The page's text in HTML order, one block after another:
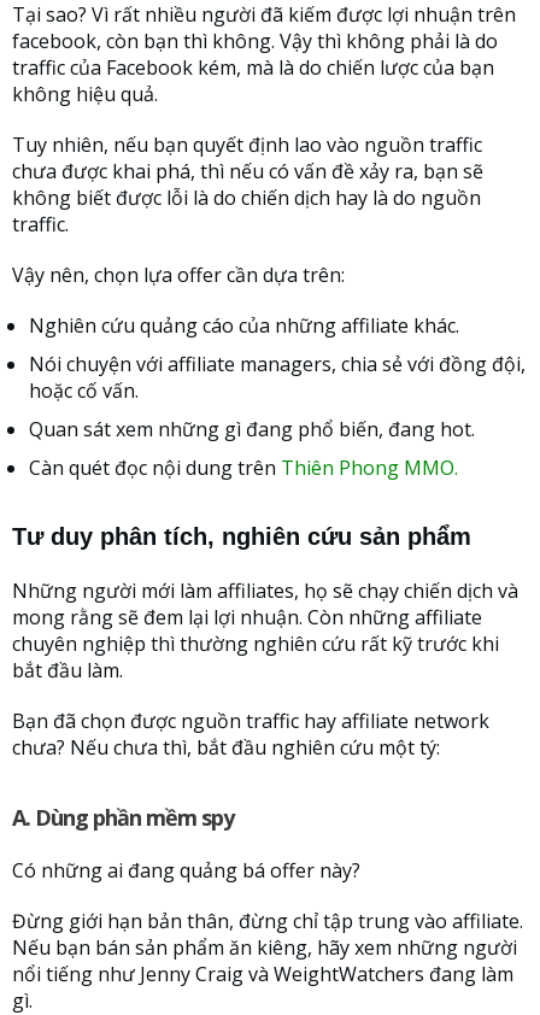
Tại sao? Vì rất nhiều người đã kiếm được lợi nhuận trên
facebook, còn bạn thì không. Vậy thì không phải là do
traffic của Facebook kém, mà là do chiến lược của bạn
không hiệu quả.
Tuy nhiên, nếu bạn quyết định lao vào nguồn traffic
chưa được khai phá, thì nếu có vấn đề xảy ra, bạn sẽ
không biết được lỗi là do chiến dịch hay là do nguồn
traffic.
Vậy nên, chọn lựa offer cần dựa trên:
Nghiên cứu quảng cáo của những affiliate khác.
Nói chuyện với affiliate managers, chia sẻ với đồng đội,
hoặc cố vấn.
Quan sát xem những gì đang phổ biến, đang hot.
Càn quét đọc nội dung trên Thiên Phong MMO.
Tư duy phân tích, nghiên cứu sản phẩm
Những người mới làm affiliates, họ sẽ chạy chiến dịch và
mong rằng sẽ đem lại lợi nhuận. Còn những affiliate
chuyên nghiệp thì thường nghiên cứu rất kỹ trước khi
bắt đầu làm.
Bạn đã chọn được nguồn traffic hay affiliate network
chưa? Nếu chưa thì, bắt đầu nghiên cứu một tý:
A. Dùng phần mềm spy
Có những ai đang quảng bá offer này?
Đừng giới hạn bản thân, đừng chỉ tập trung vào affiliate.
Nếu bạn bán sản phẩm ăn kiêng, hãy xem những người
nổi tiếng như Jenny Craig và WeightWatchers đang làm
gì.